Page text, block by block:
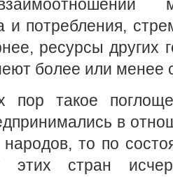
и потребления,
ресурсы других
более или менее
пор такое
в
народов, то по
этих стран